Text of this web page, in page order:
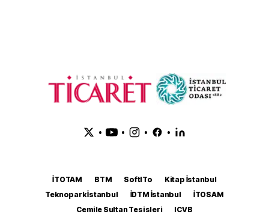
• • • •
İTOTAM BTM SoftITo
Kitap İstanbul
Teknopark İstanbul
İDTM İstanbul
İTOSAM
Cemile Sultan Tesisleri
ICVB